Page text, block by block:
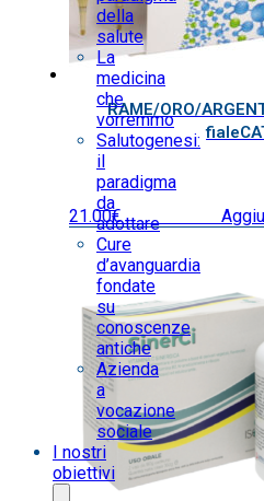
della
salute
La
medicina
che
vorremmo
Salutogenesi:
il
paradigma
da
adottare
Cure
d’avanguardia
fondate
su
conoscenze
antiche
Azienda
a
vocazione
sociale
I nostri
obiettivi
RAME/ORO/
21.00€ IVA inclusa